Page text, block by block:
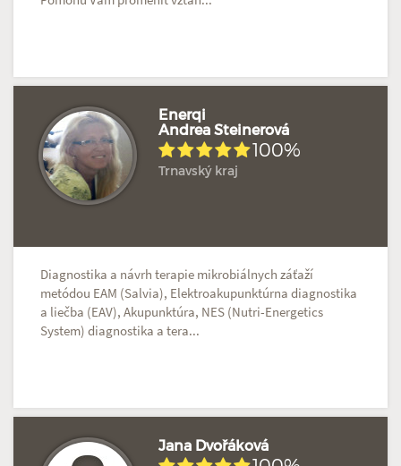
Enerqi
Andrea Steinerová
100%
Trnavský kraj
Diagnostika a návrh terapie mikrobiálnych záťaží
metódou EAM (Salvia), Elektroakupunktúrna diagnostika
a liečba (EAV), Akupunktúra, NES (Nutri-Energetics
System) diagnostika a tera...
Jana Dvořáková
Hodnoceno: 1× Profil terapeuta